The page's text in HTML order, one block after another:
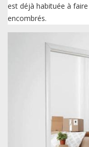
est déjà habituée à
encombrés.